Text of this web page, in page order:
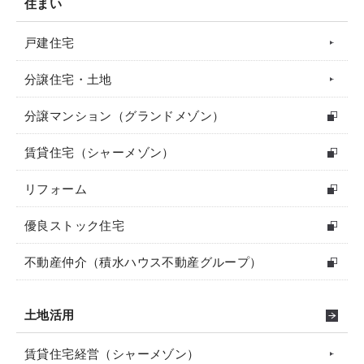
戸建住宅
分譲住宅・土地
分譲マンション（グランドメゾン）
賃貸住宅（シャーメゾン）
リフォーム
優良ストック住宅
不動産仲介（積水ハウス不動産グループ）
土地活用
賃貸住宅経営（シャーメゾン）